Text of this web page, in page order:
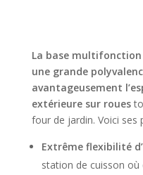
La base
une grande
avantageusement
extérieure sur roues
four de jardin. Voici ses
Extrême flexibilité
station de cuisson où